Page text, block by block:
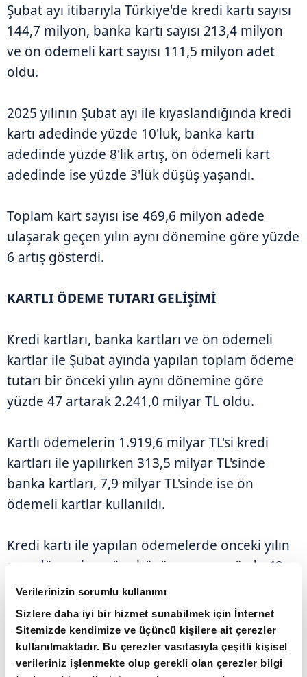
Verilerinizin sorumlu kullanımı
Sizlere daha iyi bir hizmet sunabilmek için İnternet
Sitemizde kendimize ve üçüncü kişilere ait çerezler
kullanılmaktadır. Bu çerezler vasıtasıyla çeşitli kişisel
verileriniz işlenmekte olup gerekli olan çerezler bilgi
Şubat ayı itibarıyla Türkiye'de kredi kartı sayısı
144,7 milyon, banka kartı sayısı 213,4 milyon
ve ön ödemeli kart sayısı 111,5 milyon adet
oldu.
2025 yılının Şubat ayı ile kıyaslandığında kredi
kartı adedinde yüzde 10'luk, banka kartı
adedinde yüzde 8'lik artış, ön ödemeli kart
adedinde ise yüzde 3'lük düşüş yaşandı.
Toplam kart sayısı ise 469,6 milyon adede
ulaşarak geçen yılın aynı dönemine göre yüzde
6 artış gösterdi.
KARTLI ÖDEME TUTARI GELİŞİMİ
Kredi kartları, banka kartları ve ön ödemeli
kartlar ile Şubat ayında yapılan toplam ödeme
tutarı bir önceki yılın aynı dönemine göre
yüzde 47 artarak 2.241,0 milyar TL oldu.
Kartlı ödemelerin 1.919,6 milyar TL'si kredi
kartları ile yapılırken 313,5 milyar TL'sinde
banka kartları, 7,9 milyar TL'sinde ise ön
ödemeli kartlar kullanıldı.
Kredi kartı ile yapılan ödemelerde önceki yılın
aynı dönemine göre büyüme oranı yüzde 49,
banka kartı ile yapılan ödemelerde yüzde 54
olurken ön ödemeli kartlar ile yapılan
ödemelerde ise bu oran yüzde -75 oldu.
KARTLI ÖDEME İŞLEM ADEDİ GELİŞİMİ